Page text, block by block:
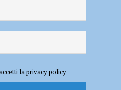
di Asia Sassi
la privacy policy